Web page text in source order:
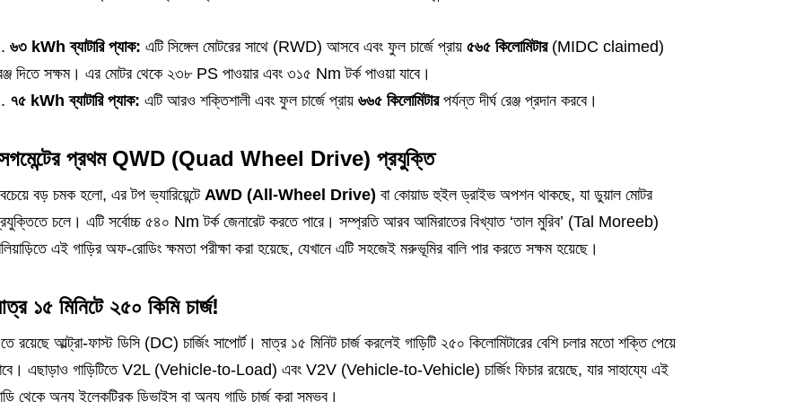
৬৩ kWh ব্যাটারি প্যাক: এটি সিঙ্গেল মোটরের সাথে (RWD) আসবে এবং ফুল চার্জে প্রায় ৫৬৫ কিলোমিটার(MIDC claimed)
দিতে সক্ষম। এর মোটর থেকে ২৩৮ PS পাওয়ার এবং ৩১৫ Nm টর্ক পাওয়া যাবে।
৭৫ kWh ব্যাটারি প্যাক: এটি আরও শক্তিশালী এবং ফুল চার্জে প্রায় ৬৬৫ কিলোমিটারপর্যন্ত দীর্ঘ রেঞ্জ প্রদান করবে।
প্রথম QWD (Quad Wheel Drive) প্রযুক্তি
বড় চমক হলো, এর টপ ভ্যারিয়েন্টে AWD (All-Wheel Drive) বা কোয়াড হুইল ড্রাইভ অপশন থাকছে, যা ডুয়াল মোটর
চলে। এটি সর্বোচ্চ ৫৪০ Nm টর্ক জেনারেট করতে পারে। সম্প্রতি আরব আমিরাতের বিখ্যাত ‘তাল মুরিব’ (Tal Moreeb)
এই গাড়ির অফ-রোডিং ক্ষমতা পরীক্ষা করা হয়েছে, যেখানে এটি সহজেই মরুভূমির বালি পার করতে সক্ষম হয়েছে।
১৫ মিনিটে ২৫০ কিমি চার্জ!
রয়েছে আল্ট্রা-ফাস্ট ডিসি (DC) চার্জিং সাপোর্ট। মাত্র ১৫ মিনিট চার্জ করলেই গাড়িটি ২৫০ কিলোমিটারের বেশি চলার মতো শক্তি পেয়ে
এছাড়াও গাড়িটিতে V2L (Vehicle-to-Load) এবং V2V (Vehicle-to-Vehicle) চার্জিং ফিচার রয়েছে, যার সাহায্যে এই
থেকে অন্য ইলেকট্রিক ডিভাইস বা অন্য গাড়ি চার্জ করা সম্ভব।